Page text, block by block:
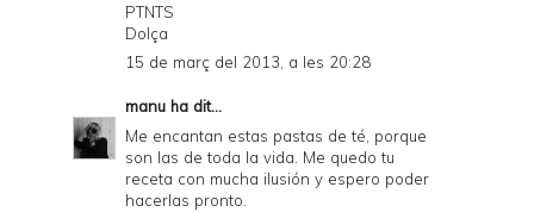
PTNTS
Dolça
15 de març del 2013, a les 20:28
manu ha dit...
Me encantan estas pastas de té, porque
son las de toda la vida. Me quedo tu
receta con mucha ilusión y espero poder
hacerlas pronto.